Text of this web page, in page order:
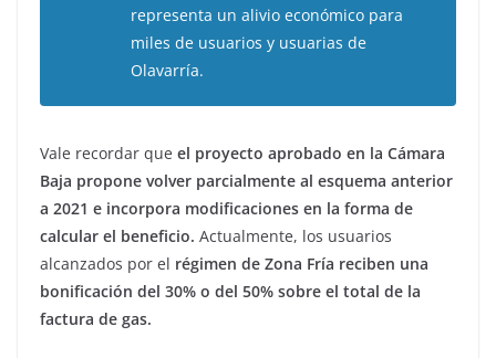
representa un alivio económico para
miles de usuarios y usuarias de
Olavarría.
Vale recordar que el proyecto aprobado en la Cámara
Baja propone volver parcialmente al esquema anterior
a 2021 e incorpora modificaciones en la forma de
calcular el beneficio. Actualmente, los usuarios
alcanzados por el régimen de Zona Fría reciben una
bonificación del 30% o del 50% sobre el total de la
factura de gas.